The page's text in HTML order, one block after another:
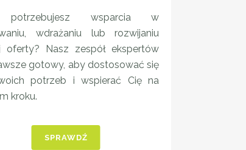
wsparcia w
wdrażaniu lub rozwijaniu
oferty? Nasz zespół ekspertów
gotowy, aby dostosować się
potrzeb i wspierać Cię na
kroku.
SPRAWDŹ